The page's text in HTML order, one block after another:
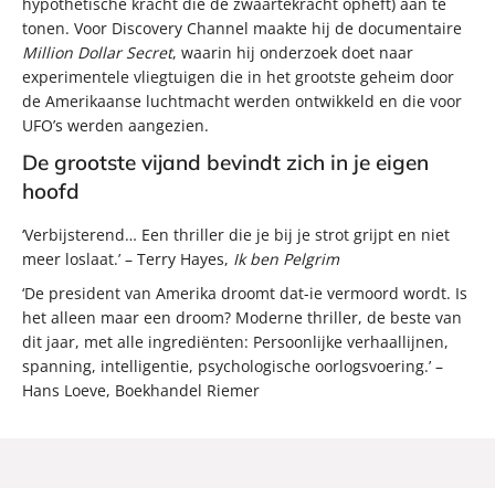
tonen. Voor Discovery Channel maakte hij de documentaire
Million Dollar Secret, waarin hij onderzoek doet naar
experimentele vliegtuigen die in het grootste geheim door
de Amerikaanse luchtmacht werden ontwikkeld en die voor
UFO’s werden aangezien.
De grootste vijand bevindt zich in je eigen
hoofd
‘Verbijsterend… Een thriller die je bij je strot grijpt en niet
meer loslaat.’ – Terry Hayes, Ik ben Pelgrim
‘De president van Amerika droomt dat-ie vermoord wordt. Is
het alleen maar een droom? Moderne thriller, de beste van
dit jaar, met alle ingrediënten: Persoonlijke verhaallijnen,
spanning, intelligentie, psychologische oorlogsvoering.’ –
Hans Loeve, Boekhandel Riemer